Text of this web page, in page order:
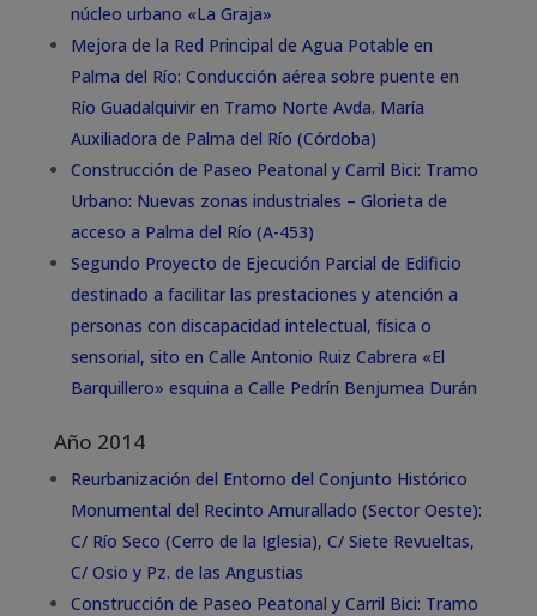
núcleo urbano «La Graja»
Mejora de la Red Principal de Agua Potable en
Palma del Río: Conducción aérea sobre puente en
Río Guadalquivir en Tramo Norte Avda. María
Auxiliadora de Palma del Río (Córdoba)
Construcción de Paseo Peatonal y Carril Bici: Tramo
Urbano: Nuevas zonas industriales – Glorieta de
acceso a Palma del Río (A-453)
Segundo Proyecto de Ejecución Parcial de Edificio
destinado a facilitar las prestaciones y atención a
personas con discapacidad intelectual, física o
sensorial, sito en Calle Antonio Ruiz Cabrera «El
Barquillero» esquina a Calle Pedrín Benjumea Durán
Año 2014
Reurbanización del Entorno del Conjunto Histórico
Monumental del Recinto Amurallado (Sector Oeste):
C/ Río Seco (Cerro de la Iglesia), C/ Siete Revueltas,
C/ Osio y Pz. de las Angustias
Construcción de Paseo Peatonal y Carril Bici: Tramo